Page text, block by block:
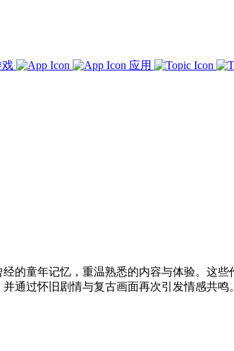
戏 应用
的童年记忆，重温熟悉的内容与体验。这
通过怀旧剧情与复古画面再次引发情感共鸣。